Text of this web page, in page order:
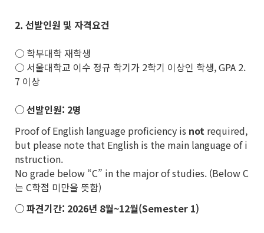
2. 선발인원 및 자격요건
○ 학부대학 재학생
○ 서울대학교 이수 정규 학기가 2학기 이상인 학생, GPA 2.
7 이상
○ 선발인원: 2명
Proof of English language proficiency is not required,
but please note that English is the main language of i
nstruction.
No grade below “C” in the major of studies. (Below C
는 C학점 미만을 뜻함)
○ 파견기간: 2026년 8월~12월(Semester 1)